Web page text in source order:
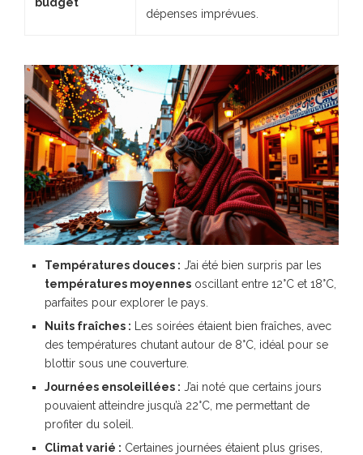
budget
dépenses imprévues.
Températures douces : J’ai été bien surpris par les
températures moyennes oscillant entre 12°C et 18°C,
parfaites pour explorer le pays.
Nuits fraîches : Les soirées étaient bien fraîches, avec
des températures chutant autour de 8°C, idéal pour se
blottir sous une couverture.
Journées ensoleillées : J’ai noté que certains jours
pouvaient atteindre jusqu’à 22°C, me permettant de
profiter du soleil.
Climat varié : Certaines journées étaient plus grises,